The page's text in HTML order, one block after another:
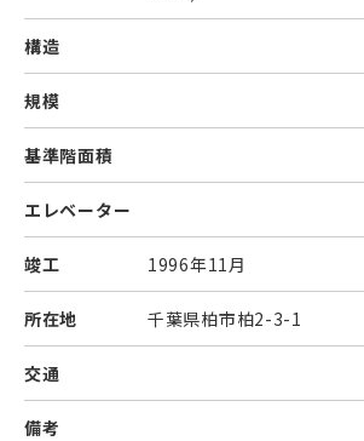
構造
規模
基準階面積
エレベーター
竣工 1996年11月
所在地 千葉県柏市柏2-3-1
交通
備考